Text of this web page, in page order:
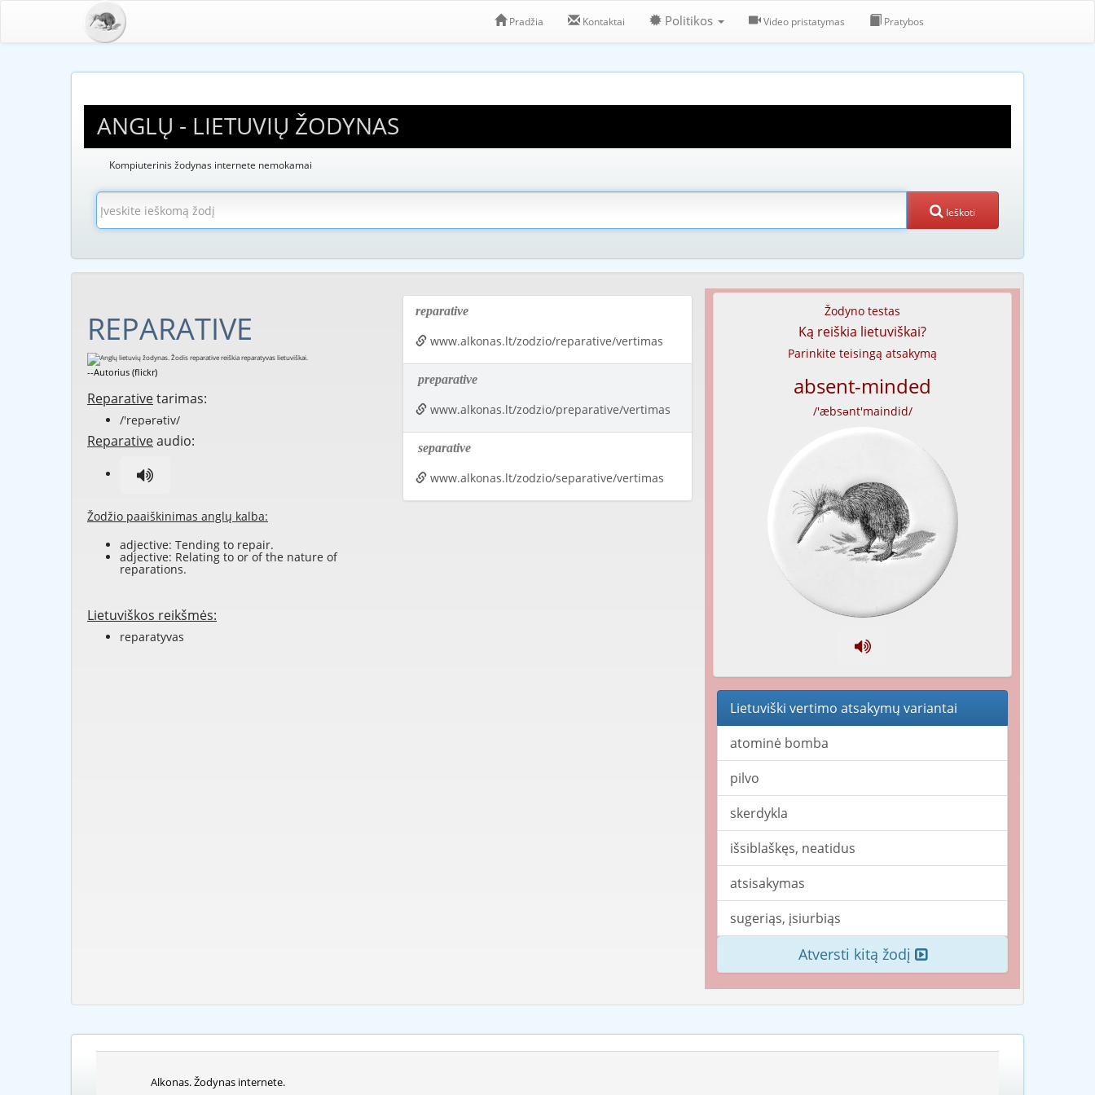
Pradžia Kontaktai Politikos Video pristatymas Pratybos
ANGLŲ - LIETUVIŲ ŽODYNAS
Kompiuterinis žodynas internete nemokamai
Ieškoti
REPARATIVE
--Autorius (flickr)
Reparativetarimas:
/'repərətiv/
Reparativeaudio:
Žodžio paaiškinimas anglų kalba:
adjective: Tending to repair.
adjective: Relating to or of the nature of
reparations.
Lietuviškos reikšmės:
reparatyvas
reparative
www.alkonas.lt/zodzio/reparative/vertimas
preparative
www.alkonas.lt/zodzio/preparative/vertimas
separative
www.alkonas.lt/zodzio/separative/vertimas
Žodyno testas
Ką reiškia lietuviškai?
Parinkite teisingą atsakymą
absent-minded
/'æbsənt'maindid/
Lietuviški vertimo atsakymų variantai
atominė bomba
pilvo
skerdykla
išsiblaškęs, neatidus
atsisakymas
sugeriąs, įsiurbiąs
Atversti kitą žodį
Alkonas. Žodynas internete.